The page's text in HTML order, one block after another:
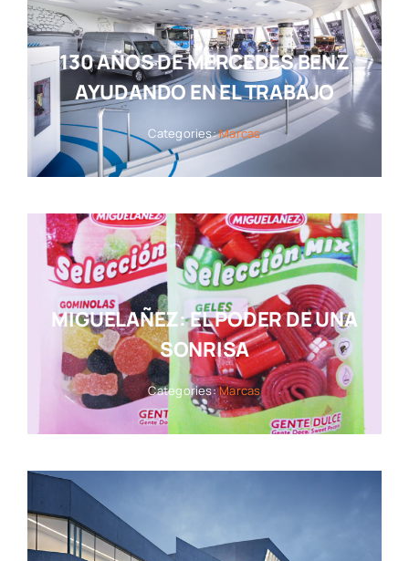
130 AÑOS DE MERCEDES BENZ
AYUDANDO EN EL TRABAJO
Categories:Marcas
MIGUELAÑEZ: EL PODER DE UNA
SONRISA
Categories:Marcas